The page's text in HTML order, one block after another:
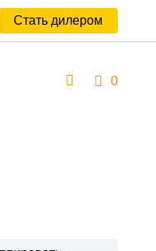
Стать дилером
0